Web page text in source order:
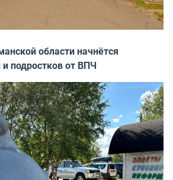
области начнётся
подростков от ВПЧ